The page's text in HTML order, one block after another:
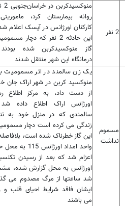
2 نفر
روانه‌ بیمارستان کرد،
کارکنان اورژانس در آیسک اعلام
این حادثه 2 نفر که دچار
گاز منوکسیدکربن شده
درمانگاه این شهر منتقل شدند
مسموم
نداشت
یک زن سالمند در اثر مسمومیت
منوکسید کربن در شهر اراک جان
از دست داد، به مرکز اطلاع
اورژانس اراک اطلاع داده
سالمندی که در منزل خود به
زندگی می کرده است دچار
این گاز خطرناک شده است،
واحد امداد اورژانس
اعزام شد که بعد از رسیدن
اورژانس به محل گزارش شده،
شد ساعتها از مرگ مصدوم می
ایشان فاقد شرایط احیای قلب و
می باشند